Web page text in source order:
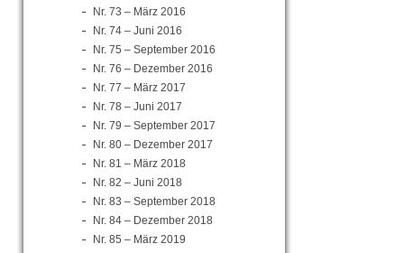
Nr. 73 – März 2016
Nr. 74 – Juni 2016
Nr. 75 – September 2016
Nr. 76 – Dezember 2016
Nr. 77 – März 2017
Nr. 78 – Juni 2017
Nr. 79 – September 2017
Nr. 80 – Dezember 2017
Nr. 81 – März 2018
Nr. 82 – Juni 2018
Nr. 83 – September 2018
Nr. 84 – Dezember 2018
Nr. 85 – März 2019